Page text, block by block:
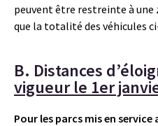
peuvent être restreinte à une
que la totalité des véhicules
B. Distances
vigueur le 1er
Pour les parcs mis en service